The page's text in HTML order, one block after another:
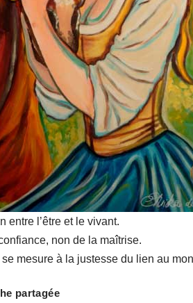
entre l’être et le vivant.
non de la maîtrise.
mesure à la justesse du lien au
partagée